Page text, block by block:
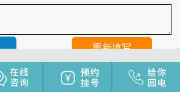
小时内与您联系，请保持手机畅通，注